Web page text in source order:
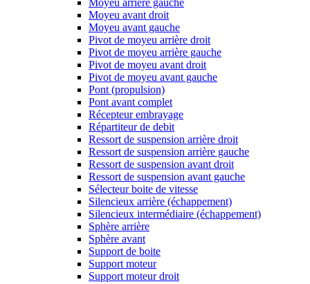
Moyeu arrière gauche
Moyeu avant droit
Moyeu avant gauche
Pivot de moyeu arrière droit
Pivot de moyeu arrière gauche
Pivot de moyeu avant droit
Pivot de moyeu avant gauche
Pont (propulsion)
Pont avant complet
Récepteur embrayage
Répartiteur de debit
Ressort de suspension arrière droit
Ressort de suspension arrière gauche
Ressort de suspension avant droit
Ressort de suspension avant gauche
Sélecteur boite de vitesse
Silencieux arrière (échappement)
Silencieux intermédiaire (échappement)
Sphère arrière
Sphère avant
Support de boite
Support moteur
Support moteur droit